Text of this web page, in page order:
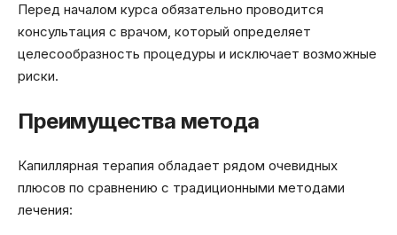
Перед началом курса обязательно проводится
консультация с врачом, который определяет
целесообразность процедуры и исключает возможные
риски.
Преимущества метода
Капиллярная терапия обладает рядом очевидных
плюсов по сравнению с традиционными методами
лечения: